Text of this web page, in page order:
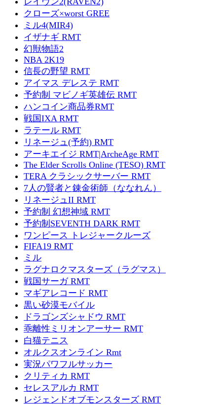
クローズ×worst GREE
ミル4(MIR4)
イザナギ RMT
幻獣物語2
NBA 2K19
信長の野望 RMT
アイマス デレステ RMT
予約制 マビノギ英雄伝 RMT
ハンコイン商品券RMT
戦国IXA RMT
ラテール RMT
リネージュ(予約) RMT
アーキエイジ RMT|ArcheAge RMT
The Elder Scrolls Online (TESO) RMT
TERA クラシックサーバー RMT
7人の賢者と錬金術師（ななれん）
リネージュII RMT
予約制 幻想神域 RMT
予約制SEVENTH DARK RMT
ワンピース トレジャークルーズ
FIFA19 RMT
ミル
ラグナロクマスターズ（ラグマス）
戦国サーガ RMT
マギアレコード RMT
黒い砂漠モバイル
ドラゴンズシャドウ RMT
乖離性ミリオンアーサー RMT
白猫テニス
オルクスオンライン Rmt
実況パワフルサッカー
クリティカ RMT
セレスアルカ RMT
レジェンドオブモンスターズ RMT